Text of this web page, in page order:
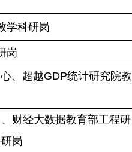
学科研岗
岗
、超越GDP统计研究院教
财经大数据教育部工程研
岗